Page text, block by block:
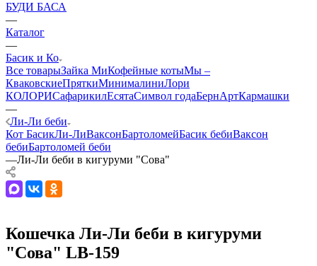
БУДИ БАСА
—
Каталог
—
Басик и Ко
Все товарыЗайка МиКофейные котыМы –
КваковскиеПряткиМинималиниЛори
КОЛОРИСафарикилЕсятаСимвол годаБернАртКармашки
—
Ли-Ли беби
Кот БасикЛи-ЛиВаксонБартоломейБасик бебиВаксон
бебиБартоломей беби
—Ли-Ли беби в кигуруми "Сова"
Кошечка Ли-Ли беби в кигуруми
"Сова" LB-159